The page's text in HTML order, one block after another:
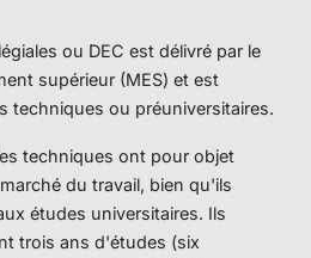
ou DEC est délivré par le
supérieur (MES) et est
techniques ou préuniversitaires.
techniques ont pour objet
du travail, bien qu'ils
études universitaires. Ils
trois ans d'études (six